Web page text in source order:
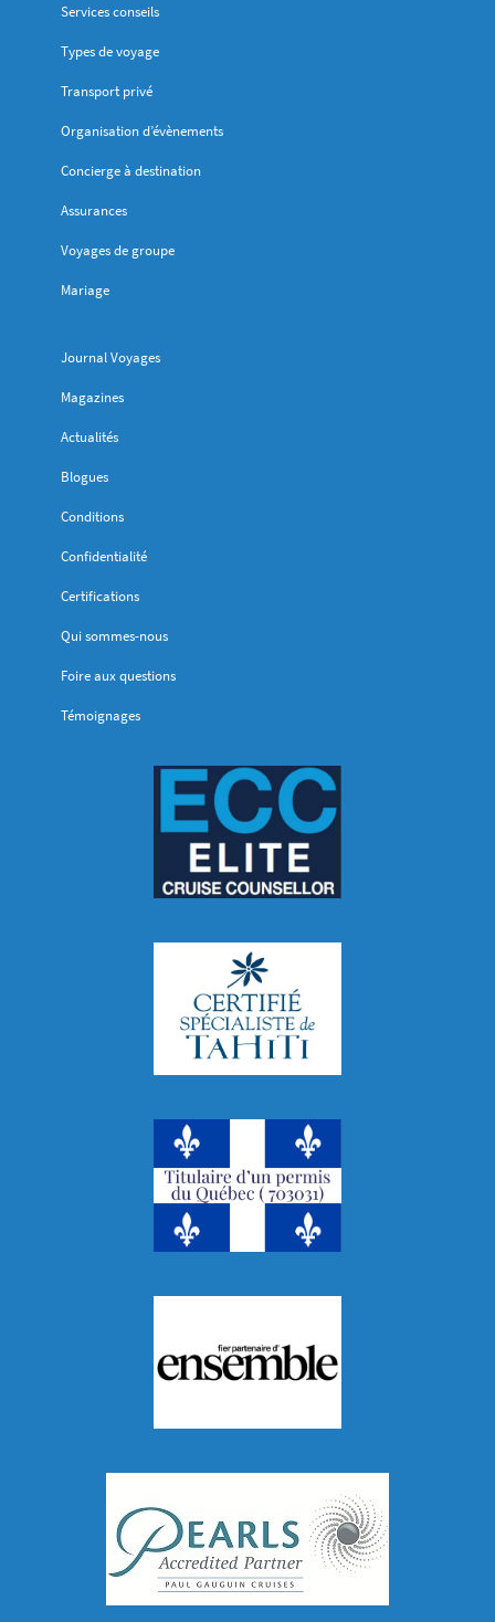
Services conseils
Types de voyage
Transport privé
Organisation d’évènements
Concierge à destination
Assurances
Voyages de groupe
Mariage
Journal Voyages
Magazines
Actualités
Blogues
Conditions
Confidentialité
Certifications
Qui sommes-nous
Foire aux questions
Témoignages